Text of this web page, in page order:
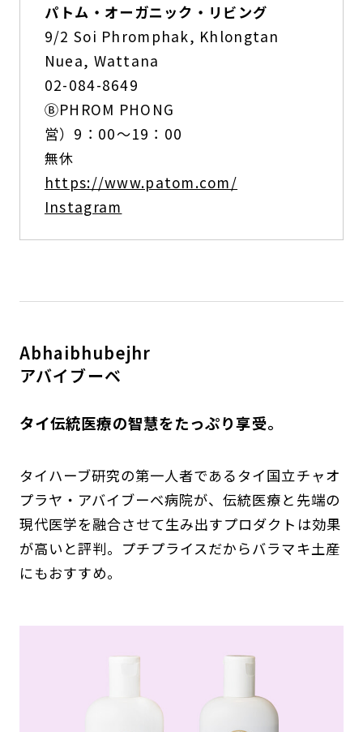
パトム・オーガニック・リビング
9/2 Soi Phromphak, Khlongtan
Nuea, Wattana
02-084-8649
ⒷPHROM PHONG
営）9：00〜19：00
無休
https://www.patom.com/
Instagram
Abhaibhubejhr
アバイブーベ
タイ伝統医療の智慧をたっぷり享受。
タイハーブ研究の第一人者であるタイ国立チャオ
プラヤ・アバイブーベ病院が、伝統医療と先端の
現代医学を融合させて生み出すプロダクトは効果
が高いと評判。プチプライスだからバラマキ土産
にもおすすめ。